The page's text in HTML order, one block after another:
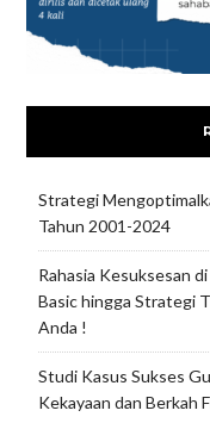
Strategi
Tahun 2001-2024
Rahasia Kesuksesan
Basic hingga Strategi
Anda !
Studi Kasus Sukses
Kekayaan dan Berkah